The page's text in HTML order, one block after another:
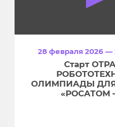
28 февраля 2026 —
Старт
ОЛИМПИАДЫ
«РОСАТОМ